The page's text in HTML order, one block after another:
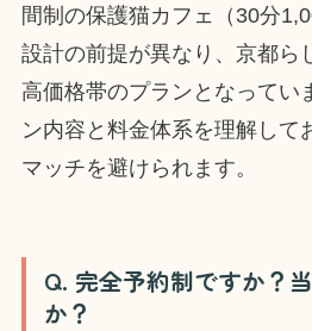
間制の保護猫カフェ（30分
設計の前提が異なり、京都ら
高価格帯のプランとなってい
ン内容と料金体系を理解して
マッチを避けられます。
Q. 完全予約制ですか？
か？